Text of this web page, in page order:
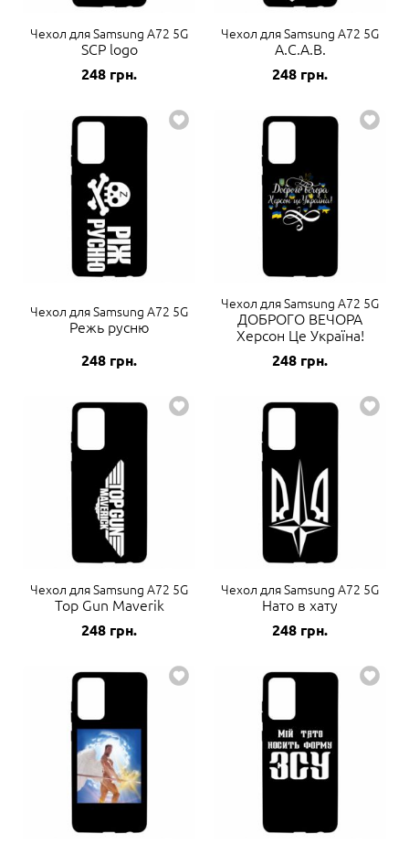
Чехол для Samsung A72 5G
SCP logo
248 грн.
Чехол для Samsung A72 5G
A.C.A.B.
248 грн.
Чехол для Samsung A72 5G
Режь русню
248 грн.
Чехол для Samsung A72 5G
ДОБРОГО ВЕЧОРА
Херсон Це Україна!
248 грн.
Чехол для Samsung A72 5G
Top Gun Maverik
248 грн.
Чехол для Samsung A72 5G
Нато в хату
248 грн.